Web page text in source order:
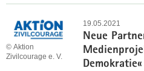
19.05.2021
Neue
© Aktion
Zivilcourage e. V.